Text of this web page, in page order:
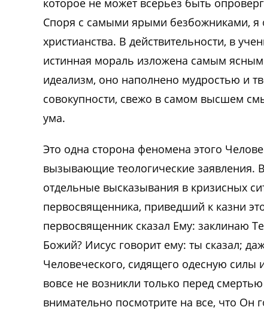
Споря с самыми ярыми безбожниками, я
христианства. В действительности, в
истинная мораль изложена самым
идеализм, оно наполнено мудростью и
совокупности, свежо в самом высшем
ума.
Это одна сторона феномена этого
вызывающие теологические заявления.
отдельные высказывания в кризисных
первосвященника, приведший к казни
первосвященник сказал Ему: заклинаю
Божий? Иисус говорит ему: ты сказал;
Человеческого, сидящего одесную силы
вовсе не возникли только перед
внимательно посмотрите на все, что Он